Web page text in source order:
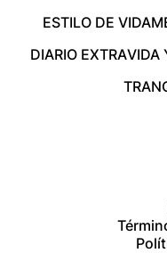
ESTILO DE VIDA
DIARIO EXTRAVIDA